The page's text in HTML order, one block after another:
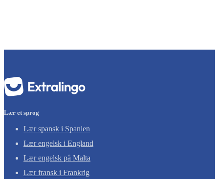
Lær et sprog
Lær spansk i Spanien
Lær engelsk i England
Lær engelsk på Malta
Lær fransk i Frankrig